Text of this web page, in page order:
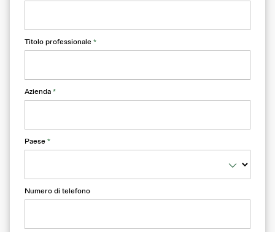
Titolo professionale *
Azienda *
Paese *
Numero di telefono